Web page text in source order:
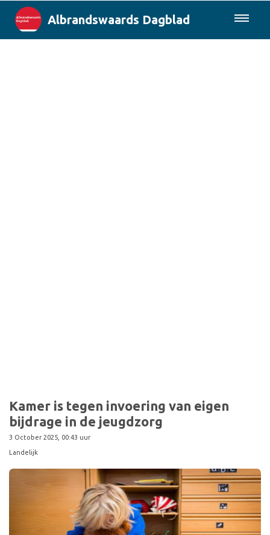
Albrandswaards Dagblad
Kamer is tegen invoering van eigen
bijdrage in de jeugdzorg
3 October 2025, 00:43 uur
Landelijk